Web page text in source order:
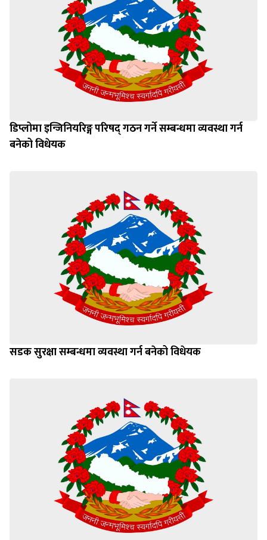
डिप्लोमा इन्जिनियरिङ्ग परिषद् गठन गर्ने सम्बन्धमा व्यवस्था गर्न
बनेको विधेयक
सडक सुरक्षा सम्बन्धमा व्यवस्था गर्न बनेको विधेयक